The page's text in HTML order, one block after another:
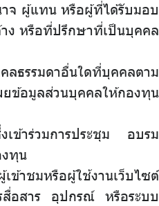
จ ผู้แทน หรือผู้ที่ได้รับมอบ
ง หรือที่ปรึกษาที่เป็นบุคคล
รรมดาอื่นใดที่บุคคลตาม
ข้อมูลส่วนบุคคลให้กองทุน
ข้าร่วมการประชุม อบรม
งทุน
หรือผู้ใช้งานเว็บไซต์
อสาร อุปกรณ์ หรือระบบ